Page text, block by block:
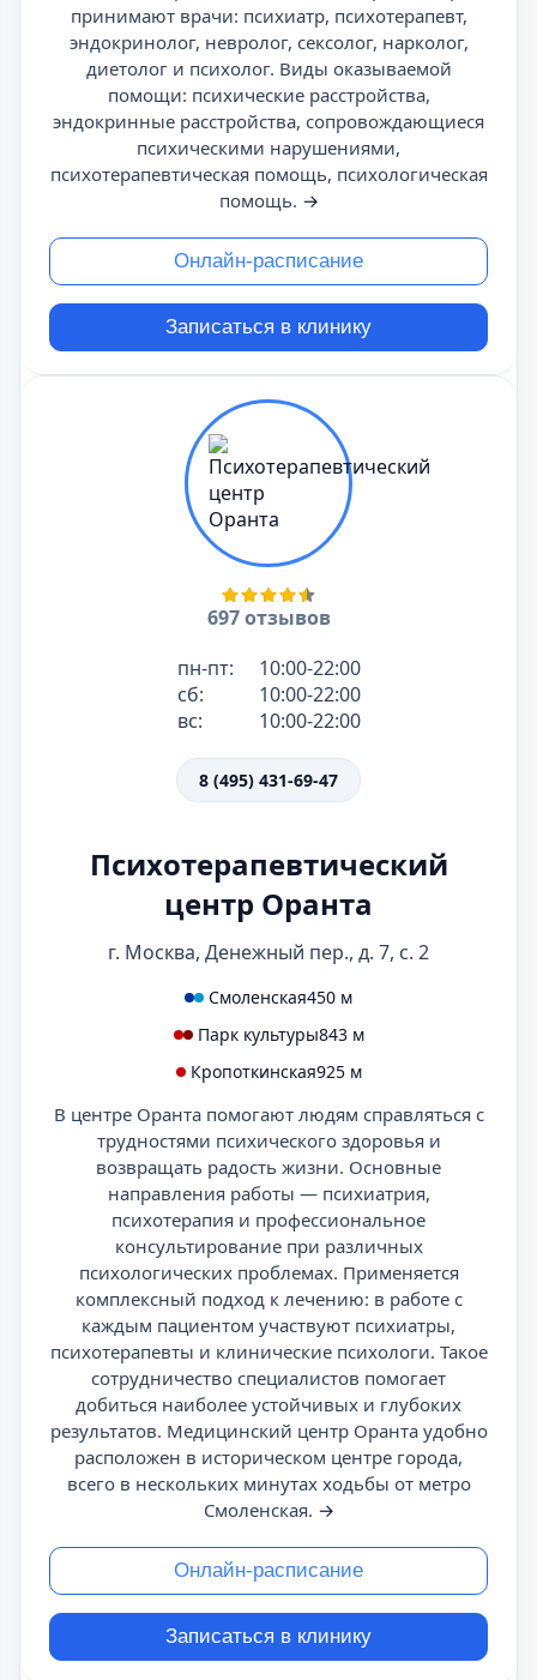
принимают врачи: психиатр, психотерапевт,
эндокринолог, невролог, сексолог, нарколог,
диетолог и психолог. Виды оказываемой
помощи: психические расстройства,
эндокринные расстройства, сопровождающиеся
психическими нарушениями,
психотерапевтическая помощь, психологическая
помощь. →
Онлайн-расписание
Записаться в клинику
697 отзывов
пн-пт:
10:00-22:00
сб:
10:00-22:00
вс:
10:00-22:00
8 (495) 431-69-47
Психотерапевтический
центр Оранта
г. Москва, Денежный пер., д. 7, с. 2
Смоленская450 м
Парк культуры843 м
Кропоткинская925 м
В центре Оранта помогают людям справляться с
трудностями психического здоровья и
возвращать радость жизни. Основные
направления работы — психиатрия,
психотерапия и профессиональное
консультирование при различных
психологических проблемах. Применяется
комплексный подход к лечению: в работе с
каждым пациентом участвуют психиатры,
психотерапевты и клинические психологи. Такое
сотрудничество специалистов помогает
добиться наиболее устойчивых и глубоких
результатов. Медицинский центр Оранта удобно
расположен в историческом центре города,
всего в нескольких минутах ходьбы от метро
Смоленская. →
Онлайн-расписание
Записаться в клинику